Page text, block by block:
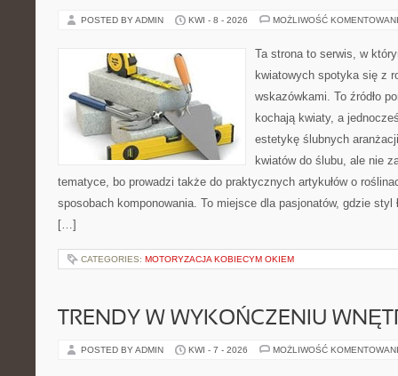
POSTED BY ADMIN KWI - 8 - 2026 MOŻLIWOŚĆ
Ta strona to serwis, w
kwiatowych spotyka się z
wskazówkami. To źródło
kochają kwiaty, a
estetykę ślubnych
kwiatów do ślubu, ale nie
tematyce, bo prowadzi także do praktycznych artykułów o
sposobach komponowania. To miejsce dla pasjonatów, gdzie styl
[…]
CATEGORIES: MOTORYZACJA KOBIECYM OKIEM
TRENDY W WYKOŃCZENIU
POSTED BY ADMIN KWI - 7 - 2026 MOŻLIWOŚĆ